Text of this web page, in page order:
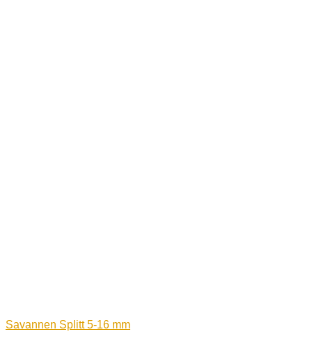
Savannen Splitt 5-16 mm